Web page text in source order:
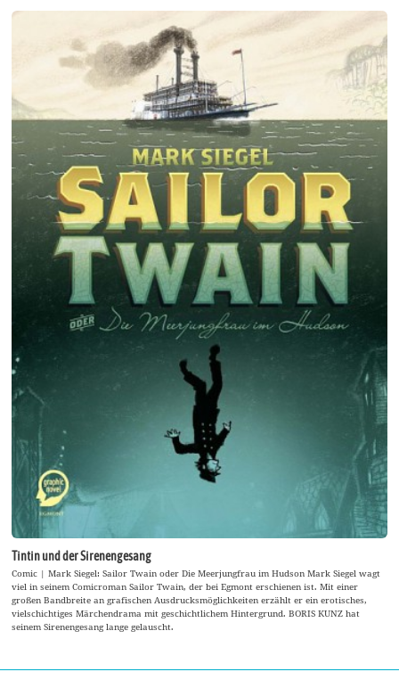
Tintin und der Sirenengesang
Comic | Mark Siegel: Sailor Twain oder Die Meerjungfrau im Hudson Mark Siegel wagt
viel in seinem Comicroman Sailor Twain, der bei Egmont erschienen ist. Mit einer
großen Bandbreite an grafischen Ausdrucksmöglichkeiten erzählt er ein erotisches,
vielschichtiges Märchendrama mit geschichtlichem Hintergrund. BORIS KUNZ hat
seinem Sirenengesang lange gelauscht.